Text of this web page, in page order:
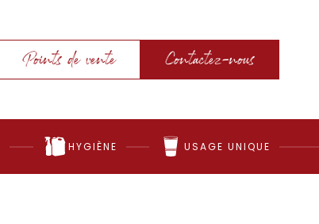
Points de vente Contactez-nous
HYGIÈNE USAGE UNIQUE